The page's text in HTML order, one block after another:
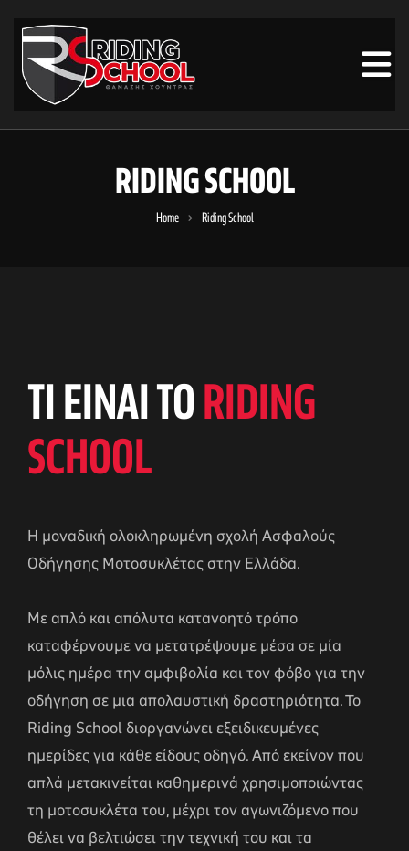
RIDING SCHOOL
Home Riding School
TI EINAI TORIDING
SCHOOL
Η μοναδική ολοκληρωμένη σχολή Ασφαλούς
Οδήγησης Μοτοσυκλέτας στην Ελλάδα.
Με απλό και απόλυτα κατανοητό τρόπο
καταφέρνουμε να μετατρέψουμε μέσα σε μία
μόλις ημέρα την αμφιβολία και τον φόβο για την
οδήγηση σε μια απολαυστική δραστηριότητα. Το
Riding School διοργανώνει εξειδικευμένες
ημερίδες για κάθε είδους οδηγό. Από εκείνον που
απλά μετακινείται καθημερινά χρησιμοποιώντας
τη μοτοσυκλέτα του, μέχρι τον αγωνιζόμενο που
θέλει να βελτιώσει την τεχνική του και τα